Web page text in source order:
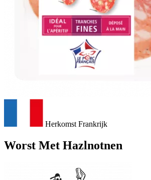
Herkomst Frankrijk
Worst Met Hazlnotnen